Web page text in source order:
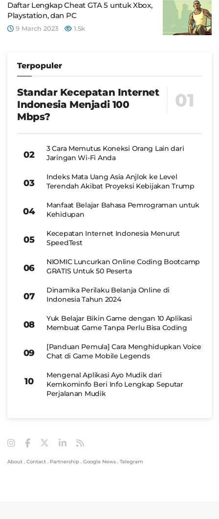
Daftar Lengkap Cheat GTA 5 untuk Xbox,
Playstation, dan PC
9 March 2023 1.5k
Terpopuler
Standar Kecepatan Internet
Indonesia Menjadi 100
Mbps?
3 Cara Memutus Koneksi Orang Lain dari
Jaringan Wi-Fi Anda
Indeks Mata Uang Asia Anjlok ke Level
Terendah Akibat Proyeksi Kebijakan Trump
Manfaat Belajar Bahasa Pemrograman untuk
Kehidupan
Kecepatan Internet Indonesia Menurut
SpeedTest
NIOMIC Luncurkan Online Coding Bootcamp
GRATIS Untuk 50 Peserta
Dinamika Perilaku Belanja Online di
Indonesia Tahun 2024
Yuk Belajar Bikin Game dengan 10 Aplikasi
Membuat Game Tanpa Perlu Bisa Coding
[Panduan Pemula] Cara Menghidupkan Voice
Chat di Game Mobile Legends
Mengenal Aplikasi Ayo Mudik dari
Kemkominfo Beri Info Lengkap Seputar
Perjalanan Mudik
About . Contact . Partnership . Google News . Telegram